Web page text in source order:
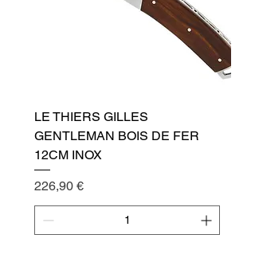
LE THIERS GILLES
GENTLEMAN BOIS DE FER
12CM INOX
Cena
226,90 €